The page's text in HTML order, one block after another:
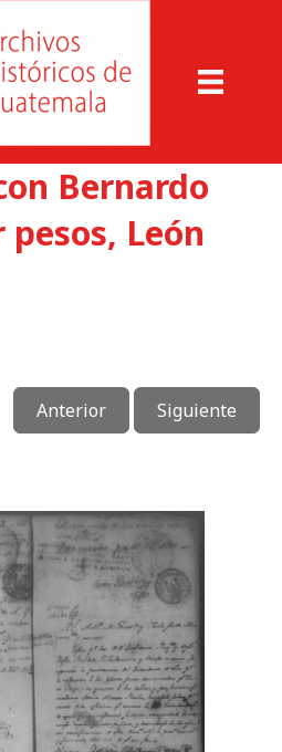
Bernardo
León
Anterior Siguiente